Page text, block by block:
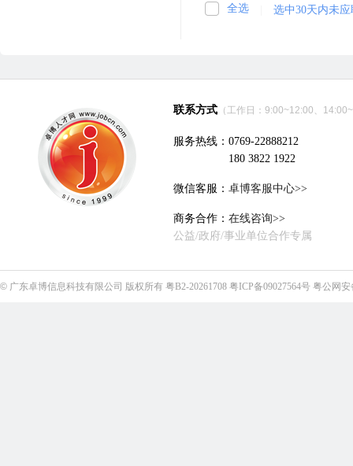
全选 选中30天内未
联系方式 （工作日：9:00~12:00、
服务热线：0769-22888212
180 3822 1922
微信客服： 卓博客服中心>>
商务合作： 在线咨询>>
公益/政府/事业单位合作专属
© 广东卓博信息科技有限公司 版权所有 粤B2-20261708 粤ICP备09027564号 粤公网安